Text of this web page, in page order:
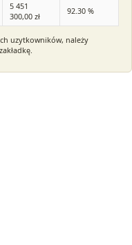
5 451
300,00 zł
92.30 %
uzytkowników, należy